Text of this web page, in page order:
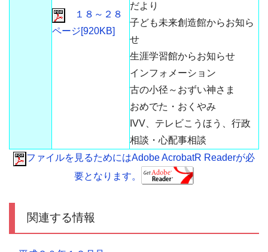
１８～２８
ページ[920KB]
だより
子ども未来創造館からお知ら
せ
生涯学習館からお知らせ
インフォメーション
古の小径～おずい神さま
おめでた・おくやみ
IVV、テレビこうほう、行政
相談・心配事相談
ファイルを見るためにはAdobe AcrobatR Readerが必
要となります。
関連する情報